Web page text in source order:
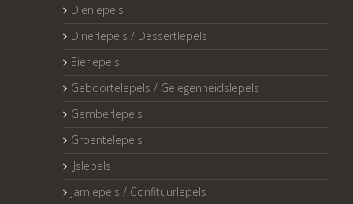
Dienlepels
Dinerlepels / Dessertlepels
Eierlepels
Geboortelepels / Gelegenheidslepels
Gemberlepels
Groentelepels
IJslepels
Jamlepels / Confituurlepels